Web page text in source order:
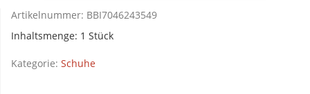
Artikelnummer: BBI7046243549
Inhaltsmenge: 1 Stück
Kategorie: Schuhe